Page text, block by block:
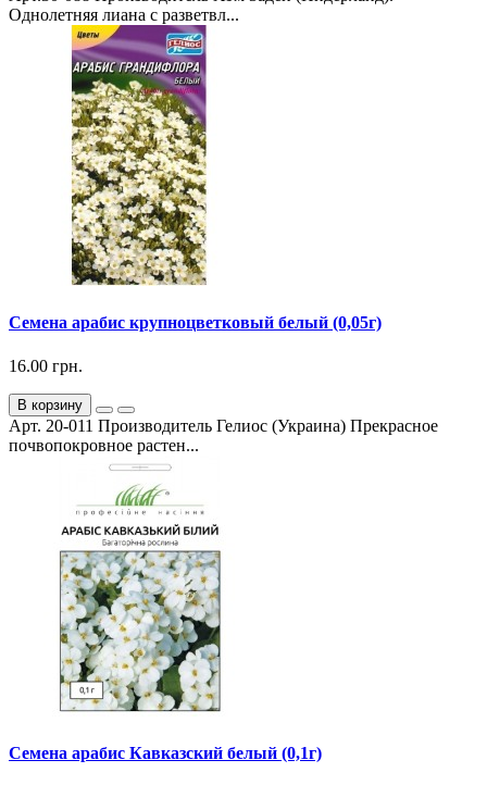
Однолетняя лиана с разветвл...
Семена арабис крупноцветковый белый (0,05г)
16.00 грн.
В корзину
Арт. 20-011 Производитель Гелиос (Украина) Прекрасное
почвопокровное растен...
Семена арабис Кавказский белый (0,1г)